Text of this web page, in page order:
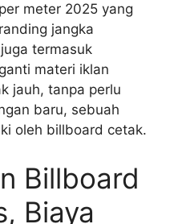
meter 2025 yang
jangka
termasuk
materi iklan
jauh, tanpa perlu
baru, sebuah
oleh billboard cetak.
Billboard
Biaya